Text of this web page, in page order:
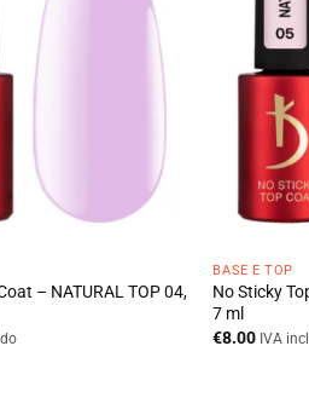
– NATURAL TOP 04,
BASE E TOP
No Sticky
7 ml
€8.00 IVA